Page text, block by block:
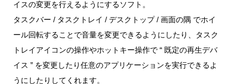
イスの変更を行えるようにするソフト。
タスクバー / タスクトレイ / デスクトップ / 画面の隅 でホイ
ール回転することで音量を変更できるようにしたり、タスク
トレイアイコンの操作やホットキー操作で “ 既定の再生デバ
イス ” を変更したり任意のアプリケーションを実行できるよ
うにしたりしてくれます。